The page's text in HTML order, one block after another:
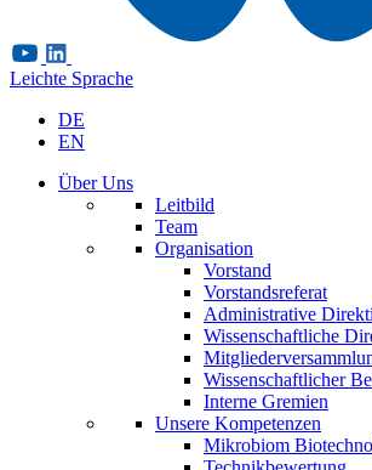
Leichte Sprache
DE
EN
Über Uns
Leitbild
Team
Organisation
Vorstand
Vorstandsreferat
Administrative
Wissenschaftliche
Wissenschaftlicher
Interne Gremien
Unsere Kompetenzen
Mikrobiom